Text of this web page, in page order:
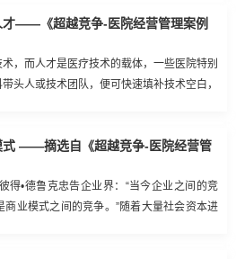
才——《超越竞争-医院经营管理案例
，而人才是医疗技术的载体，一些医院特别
头人或技术团队，便可快速填补技术空白，
式 ——摘选自《超越竞争-医院经营管
得•德鲁克忠告企业界：“当今企业之间的竞
业模式之间的竞争。”随着大量社会资本进